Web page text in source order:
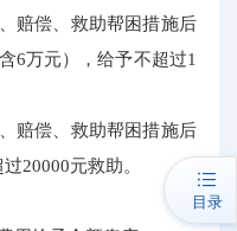
赔偿、救助帮困措施后
6万元），给予不超过1
赔偿、救助帮困措施后
20000元救助。
目录